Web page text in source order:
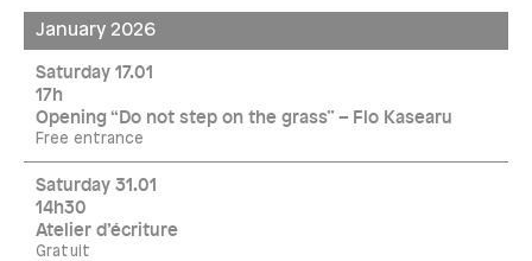
January 2026
Saturday 17.01
17h
Opening “Do not step on the grass” – Flo Kasearu
Free entrance
Saturday 31.01
14h30
Atelier d’écriture
Gratuit